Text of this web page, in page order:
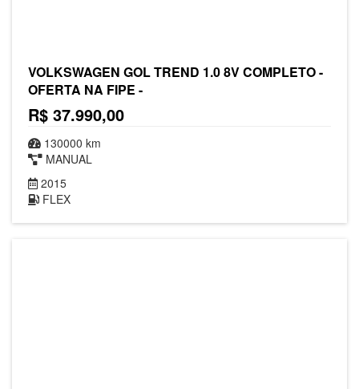
VOLKSWAGEN GOL TREND 1.0 8V COMPLETO -
OFERTA NA FIPE -
R$ 37.990,00
130000 km
MANUAL
2015
FLEX